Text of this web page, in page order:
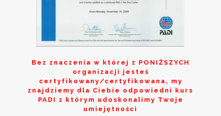
Bez znaczenia w której z PONIŻSZYCH
organizacji jesteś
certyfikowany/certyfikowana, my
znajdziemy dla Ciebie odpowiedni kurs
PADI z którym udoskonalimy Twoje
umiejętności